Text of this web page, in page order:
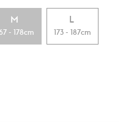
M
- 178cm
L
173 - 187cm